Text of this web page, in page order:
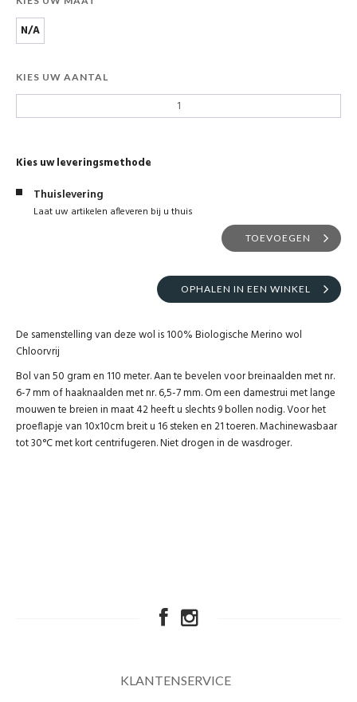
N/A
KIES UW AANTAL
Kies uw leveringsmethode
Thuislevering
Laat uw artikelen afleveren bij u thuis
TOEVOEGEN
OPHALEN IN EEN WINKEL
De samenstelling van deze wol is 100% Biologische Merino wol
Chloorvrij
Bol van 50 gram en 110 meter. Aan te bevelen voor breinaalden met nr.
6-7 mm of haaknaalden met nr. 6,5-7 mm. Om een damestrui met lange
mouwen te breien in maat 42 heeft u slechts 9 bollen nodig. Voor het
proeflapje van 10x10cm breit u 16 steken en 21 toeren. Machinewasbaar
tot 30°C met kort centrifugeren. Niet drogen in de wasdroger.
KLANTENSERVICE